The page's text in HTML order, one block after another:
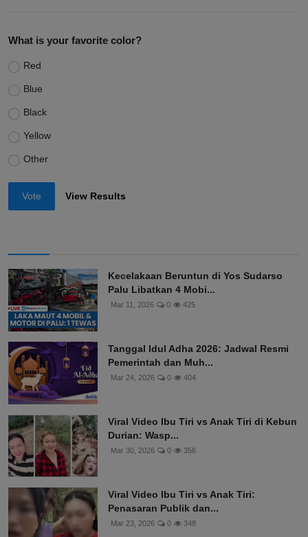
What is your favorite color?
Red
Blue
Black
Yellow
Other
Vote View Results
Kecelakaan Beruntun di Yos Sudarso
Palu Libatkan 4 Mobi...
Mar 11, 2026 0 425
Tanggal Idul Adha 2026: Jadwal Resmi
Pemerintah dan Muh...
Mar 24, 2026 0 404
Viral Video Ibu Tiri vs Anak Tiri di Kebun
Durian: Wasp...
Mar 30, 2026 0 356
Viral Video Ibu Tiri vs Anak Tiri:
Penasaran Publik dan...
Mar 23, 2026 0 348